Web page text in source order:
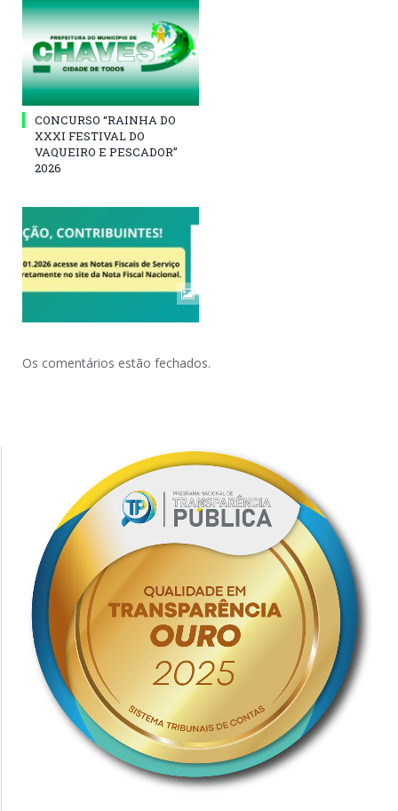
CONCURSO “RAINHA DO
XXXI FESTIVAL DO
VAQUEIRO E PESCADOR”
2026
Os comentários estão fechados.